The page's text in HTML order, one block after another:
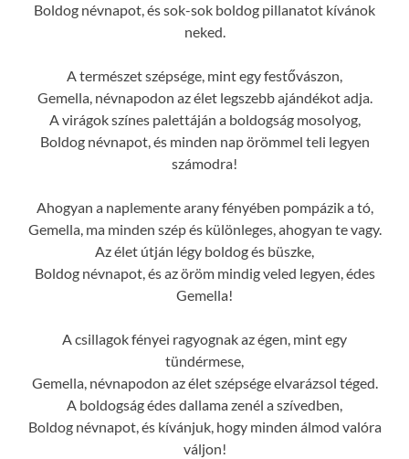
Boldog névnapot, és sok-sok boldog pillanatot kívánok
neked.
A természet szépsége, mint egy festővászon,
Gemella, névnapodon az élet legszebb ajándékot adja.
A virágok színes palettáján a boldogság mosolyog,
Boldog névnapot, és minden nap örömmel teli legyen
számodra!
Ahogyan a naplemente arany fényében pompázik a tó,
Gemella, ma minden szép és különleges, ahogyan te vagy.
Az élet útján légy boldog és büszke,
Boldog névnapot, és az öröm mindig veled legyen, édes
Gemella!
A csillagok fényei ragyognak az égen, mint egy
tündérmese,
Gemella, névnapodon az élet szépsége elvarázsol téged.
A boldogság édes dallama zenél a szívedben,
Boldog névnapot, és kívánjuk, hogy minden álmod valóra
váljon!